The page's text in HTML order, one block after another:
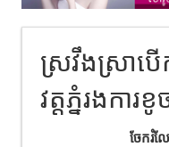
ស្រវឹងស្រាប
វត្តភ្នំរងការ
ចែករំល